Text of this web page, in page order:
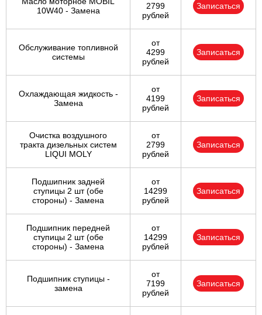
10W40 - Замена
2799
рублей
Записаться
Обслуживание топливной
системы
от
4299
рублей
Записаться
Охлаждающая жидкость -
Замена
от
4199
рублей
Записаться
Очистка воздушного
тракта дизельных систем
LIQUI MOLY
от
2799
рублей
Записаться
Подшипник задней
ступицы 2 шт (обе
стороны) - Замена
от
14299
рублей
Записаться
Подшипник передней
ступицы 2 шт (обе
стороны) - Замена
от
14299
рублей
Записаться
Подшипник ступицы -
замена
от
7199
рублей
Записаться